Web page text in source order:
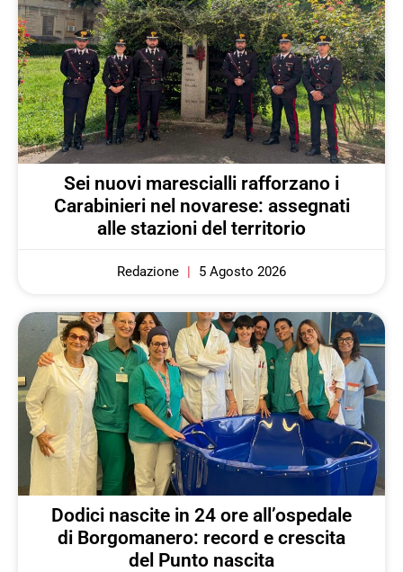
Sei nuovi marescialli rafforzano i
Carabinieri nel novarese: assegnati
alle stazioni del territorio
Redazione 5 Agosto 2026
Dodici nascite in 24 ore all’ospedale
di Borgomanero: record e crescita
del Punto nascita